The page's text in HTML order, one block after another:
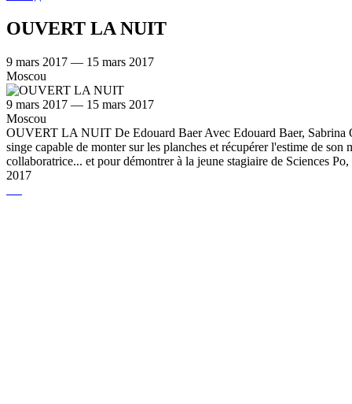
OUVERT LA NUIT
9 mars 2017 — 15 mars 2017
Moscou
9 mars 2017 — 15 mars 2017
Moscou
OUVERT LA NUIT De Edouard Baer Avec Edouard Baer, Sabrina
singe capable de monter sur les planches et récupérer l'estime de
collaboratrice... et pour démontrer à la jeune stagiaire de Sciences
2017